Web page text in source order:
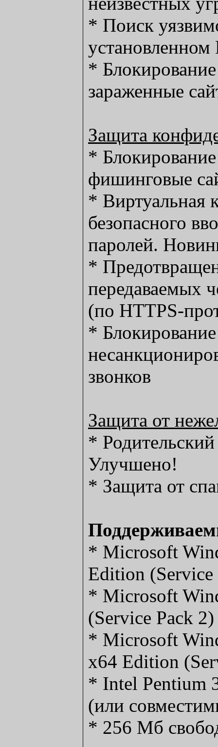
* Поиск
*
зараженные
Защита
*
фишинговые
* Виртуальная
безопасного
паролей.
*
передаваемых
(по HTTPS-
* Блокирование
звонков
Защита от
*
Улучшено!
* Защита от
* Microsoft
Edition (Service
* Microsoft
(Service Pack 2)
* Microsoft
x64 Edition
* Intel Pentium
(или
* 256 Мб